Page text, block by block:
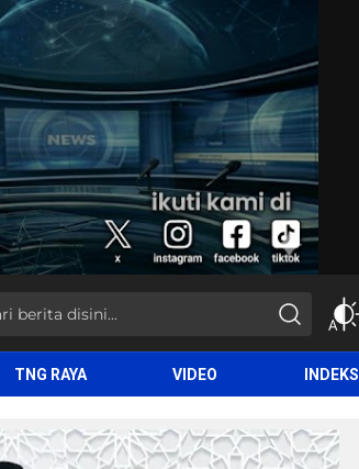
TNG RAYA VIDEO INDEKS